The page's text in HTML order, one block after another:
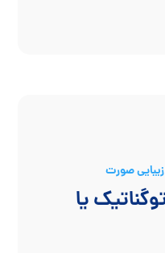
زیبایی صورت
یا